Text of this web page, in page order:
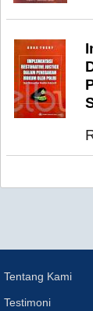
Tentang Kami
Testimoni